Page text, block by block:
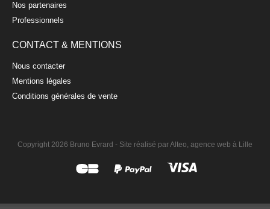
Nos partenaires
Professionnels
CONTACT & MENTIONS
Nous contacter
Mentions légales
Conditions générales de vente
Copyright 2026 Bruno Evrard - Site réalisé par Alteo, agence web à Lille